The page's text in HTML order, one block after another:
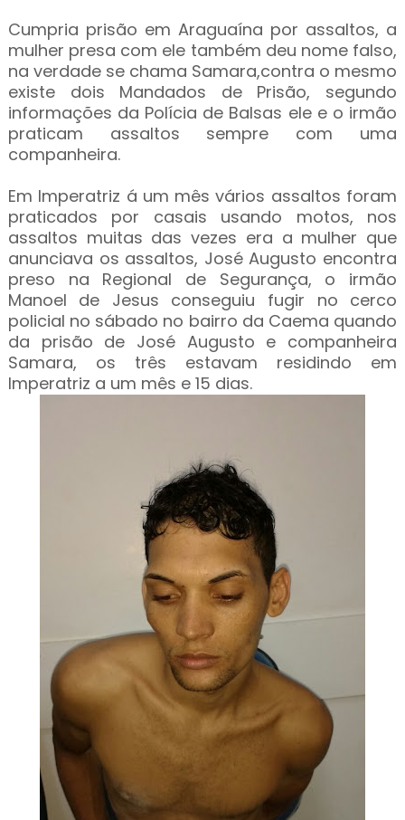
Cumpria prisão em Araguaína por assaltos, a
mulher presa com ele também deu nome falso,
na verdade se chama Samara,contra o mesmo
existe dois Mandados de Prisão, segundo
informações da Polícia de Balsas ele e o irmão
praticam assaltos sempre com uma
companheira.
Em Imperatriz á um mês vários assaltos foram
praticados por casais usando motos, nos
assaltos muitas das vezes era a mulher que
anunciava os assaltos, José Augusto encontra
preso na Regional de Segurança, o irmão
Manoel de Jesus conseguiu fugir no cerco
policial no sábado no bairro da Caema quando
da prisão de José Augusto e companheira
Samara, os três estavam residindo em
Imperatriz a um mês e 15 dias.